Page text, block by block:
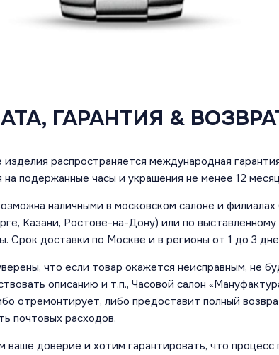
ГАРАНТИЯ &
изделия распространяется международная
на подержанные часы и украшения не менее 12
наличными в московском салоне и филиалах
Казани, Ростове-на-Дону) или по
Срок доставки по Москве и в регионы от 1 до 3
что если товар окажется неисправным, не
описанию и т.п., Часовой салон
отремонтирует, либо предоставит полный
почтовых расходов.
ваше доверие и хотим гарантировать, что процесс